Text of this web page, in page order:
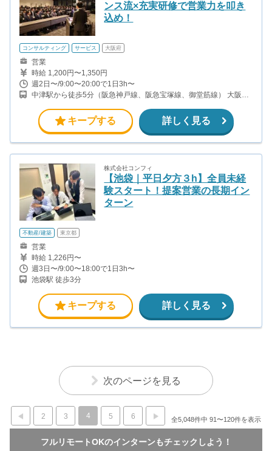
ンス流×充実研修で営業力を叩き
込め！
コンサルティング サービス 大阪府
営業
時給 1,200円〜1,350円
週2日〜/9:00〜20:00で1日3h〜
中津駅から徒歩5分（阪急神戸線、阪急宝塚線、御堂筋線） 大阪梅
駅から徒歩13分（大阪環状線、大和路線、阪和線、関西空港線、ほ
か）
キープする 詳しく見る
株式会社コンフィ
【池袋｜平日夕方３h】全員未経
験スタート！提案営業の長期イン
ターン
不動産/建築 東京都
営業
時給 1,226円〜
週3日〜/9:00〜18:00で1日3h〜
池袋駅 徒歩3分
キープする 詳しく見る
次のページを見る
2 3 4 5 6 全5,048件中 91〜120件を表示
フルリモートOKのインターンもチェックしよう！